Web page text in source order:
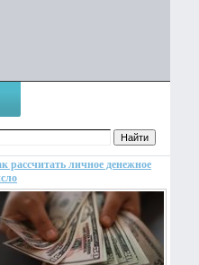
рассчитать личное денежное